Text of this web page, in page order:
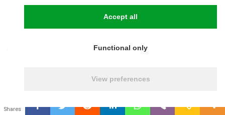
Accept all
Functional only
View preferences
Shares